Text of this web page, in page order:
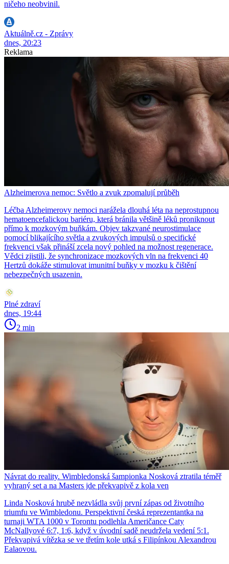
ničeho neobvinil.
Aktuálně.cz - Zprávy
dnes, 20:23
Reklama
Alzheimerova nemoc: Světlo a zvuk zpomalují průběh
Léčba Alzheimerovy nemoci narážela dlouhá léta na neprostupnou
hematoencefalickou bariéru, která bránila většině léků proniknout
přímo k mozkovým buňkám. Objev takzvané neurostimulace
pomocí blikajícího světla a zvukových impulsů o specifické
frekvenci však přináší zcela nový pohled na možnost regenerace.
Vědci zjistili, že synchronizace mozkových vln na frekvenci 40
Hertzů dokáže stimulovat imunitní buňky v mozku k čištění
nebezpečných usazenin.
Plné zdraví
dnes, 19:44
2 min
Návrat do reality. Wimbledonská šampionka Nosková ztratila téměř
vyhraný set a na Masters jde překvapivě z kola ven
Linda Nosková hrubě nezvládla svůj první zápas od životního
triumfu ve Wimbledonu. Perspektivní česká reprezentantka na
turnaji WTA 1000 v Torontu podlehla Američance Caty
McNallyové 6:7, 1:6, když v úvodní sadě neudržela vedení 5:1.
Překvapivá vítězka se ve třetím kole utká s Filipínkou Alexandrou
Ealaovou.